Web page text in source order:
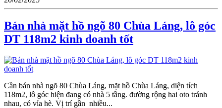
Bán nhà mặt hồ ngõ 80 Chùa Láng, lô góc
DT 118m2 kinh doanh tốt
Cần bán nhà ngõ 80 Chùa Láng, mặt hồ Chùa Láng, diện tích
118m2, lô góc hiện đang có nhà 5 tầng. đường rộng hai oto tránh
nhau, có vỉa hè. Vị trí gần nhiều...